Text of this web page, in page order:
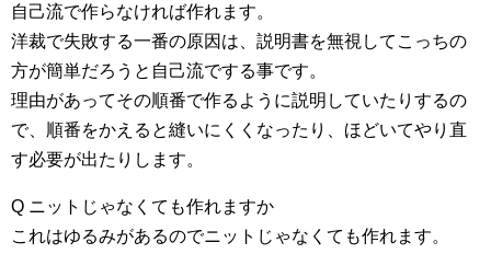
自己流で作らなければ作れます。
洋裁で失敗する一番の原因は、説明書を無視してこっちの
方が簡単だろうと自己流でする事です。
理由があってその順番で作るように説明していたりするの
で、順番をかえると縫いにくくなったり、ほどいてやり直
す必要が出たりします。
Q ニットじゃなくても作れますか
これはゆるみがあるのでニットじゃなくても作れます。